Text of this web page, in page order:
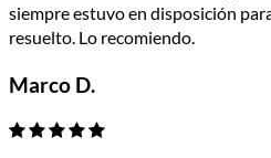
siempre estuvo en disposición
resuelto. Lo recomiendo.
Marco D.